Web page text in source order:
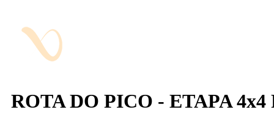
ROTA DO PICO - ETAPA 4x4